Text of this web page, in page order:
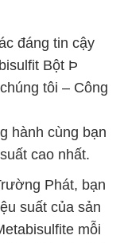
đáng tin cậy
Bột Þ
tôi – Công
hành cùng bạn
cao nhất.
Phát, bạn
suất của sản
mỗi